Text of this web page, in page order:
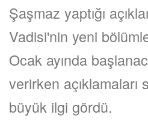
Şaşmaz yaptığı
Vadisi'nin yeni
Ocak ayında
verirken
büyük ilgi gördü.